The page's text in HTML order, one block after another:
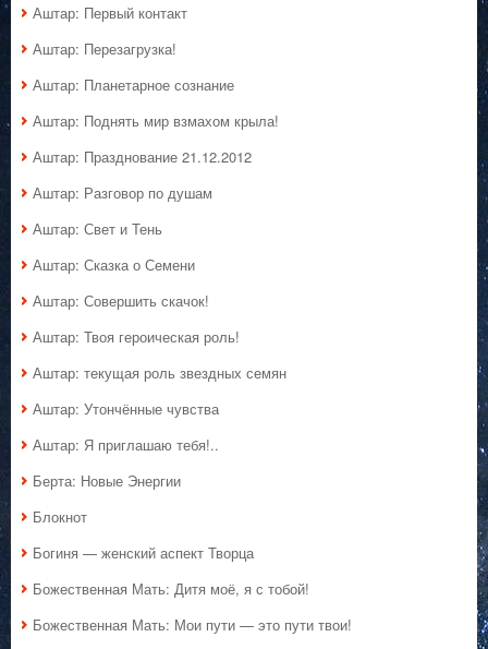
Аштар: Первый контакт
Аштар: Перезагрузка!
Аштар: Планетарное сознание
Аштар: Поднять мир взмахом крыла!
Аштар: Празднование 21.12.2012
Аштар: Разговор по душам
Аштар: Свет и Тень
Аштар: Сказка о Семени
Аштар: Совершить скачок!
Аштар: Твоя героическая роль!
Аштар: текущая роль звездных семян
Аштар: Утончённые чувства
Аштар: Я приглашаю тебя!..
Берта: Новые Энергии
Блокнот
Богиня — женский аспект Творца
Божественная Мать: Дитя моё, я с тобой!
Божественная Мать: Мои пути — это пути твои!